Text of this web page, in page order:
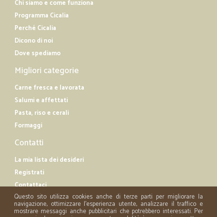
Chi siamo e come funziona
Programma Cicalia
Perché Cicalia
Dicono di noi
Dove spediamo
Migliori categorie
Carne fresca e lavorata
Salumi e affettati
Pasta, riso e cerali
Formaggi
Contatti
La mia lista dei desideri
Registrati
Contattaci
Questo sito utilizza cookies anche di terze parti per migliorare la
navigazione, ottimizzare l'esperienza utente, analizzare il traffico e
mostrare messaggi anche pubblicitari che potrebbero interessati. Per